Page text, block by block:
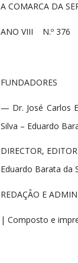
A COMARCA DA
ANO VIII N.º
FUNDADORES
— Dr. José Carlos
Silva – Eduardo
DIRECTOR,
Eduardo Barata da
REDAÇÂO E
| Composto e